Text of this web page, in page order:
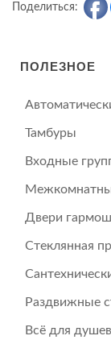
Поделиться:
ПОЛЕЗНОЕ
Тамбуры
Входные
Двери
Стеклянная
Раздвижные
Всё для